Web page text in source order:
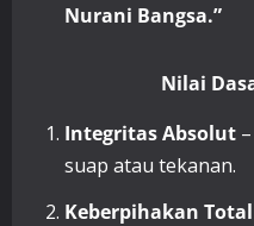
Nurani Bangsa.”
Nilai
Integritas Absolut
suap atau tekanan.
Keberpihakan Total